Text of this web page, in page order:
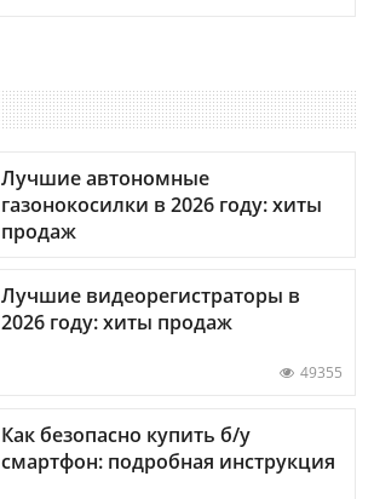
Лучшие автономные
газонокосилки в 2026 году: хиты
продаж
Лучшие видеорегистраторы в
2026 году: хиты продаж
49355
Как безопасно купить б/у
смартфон: подробная инструкция